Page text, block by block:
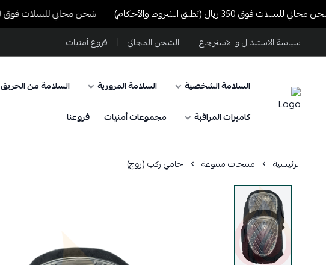
فوق 350 ريال (تطبق الشروط والأحكام) شحن مجاني للسلات فوق 350 ريال (تطبق الشروط والأحكام)
سياسة الاستبدال و الاسترجاع الشحن المجاني فروع أمنيات
السلامة الشخصية السلامة المرورية السلامة من الحريق
كاميرات المراقبة
مجموعات أمنيات فروعنا
الرئيسية منتجات متنوعة حامي ركب (زوج)